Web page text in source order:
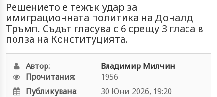
Решението е тежък удар за
имиграционната политика на Доналд
Тръмп. Съдът гласува с 6 срещу 3 гласа в
полза на Конституцията.
Автор:
Владимир Милчин
Прочитания:
1956
Публикувана:
30 Юни 2026, 19:20